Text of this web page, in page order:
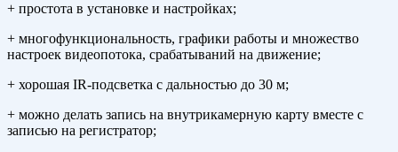
+ простота в установке и настройках;
+ многофункциональность, графики работы и множество
настроек видеопотока, срабатываний на движение;
+ хорошая IR-подсветка с дальностью до 30 м;
+ можно делать запись на внутрикамерную карту вместе с
записью на регистратор;